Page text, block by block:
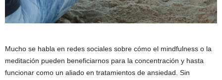
Mucho se habla en redes sociales sobre cómo el mindfulness o la
meditación pueden beneficiarnos para la concentración y hasta
funcionar como un aliado en tratamientos de ansiedad. Sin